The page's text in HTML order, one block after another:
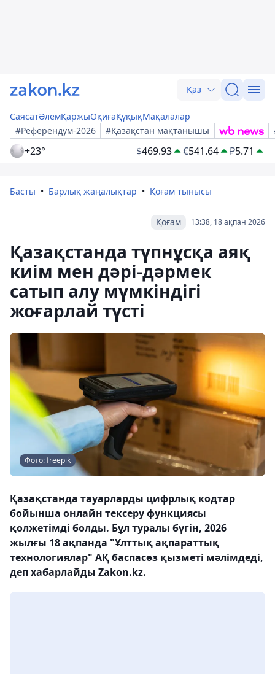
Қаз
СаясатӘлемҚаржыОқиғаҚұқықМақалалар
#Референдум-2026
#Қазақстан мақтанышы
+23° $469.93 €541.64 ₽5.71
Басты Барлық жаңалықтар Қоғам тынысы
13:38, 18 ақпан 2026
Қоғам
Қазақстанда түпнұсқа аяқ
киім мен дәрі-дәрмек
сатып алу мүмкіндігі
жоғарлай түсті
Фото: freepik
Қазақстанда тауарларды цифрлық кодтар
бойынша онлайн тексеру функциясы
қолжетімді болды. Бұл туралы бүгін, 2026
жылғы 18 ақпанда "Ұлттық ақпараттық
технологиялар" АҚ баспасөз қызметі мәлімдеді,
деп хабарлайды Zakon.kz.